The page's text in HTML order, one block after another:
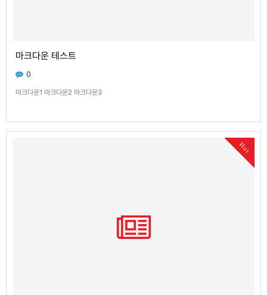
마크다운 테스트
0
마크다운1 마크다운2 마크다운3
Hot